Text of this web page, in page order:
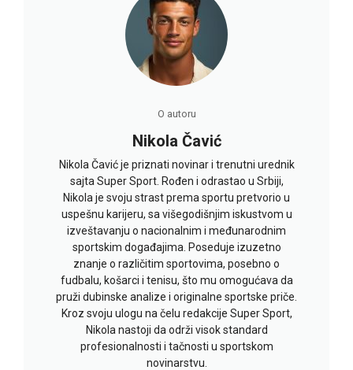
O autoru
Nikola Čavić
Nikola Čavić je priznati novinar i trenutni urednik
sajta Super Sport. Rođen i odrastao u Srbiji,
Nikola je svoju strast prema sportu pretvorio u
uspešnu karijeru, sa višegodišnjim iskustvom u
izveštavanju o nacionalnim i međunarodnim
sportskim događajima. Poseduje izuzetno
znanje o različitim sportovima, posebno o
fudbalu, košarci i tenisu, što mu omogućava da
pruži dubinske analize i originalne sportske priče.
Kroz svoju ulogu na čelu redakcije Super Sport,
Nikola nastoji da održi visok standard
profesionalnosti i tačnosti u sportskom
novinarstvu.